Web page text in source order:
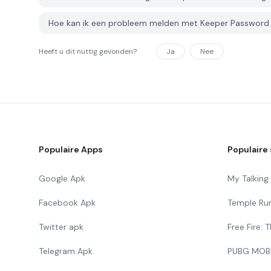
Hoe kan ik een probleem melden met Keeper Password
Heeft u dit nuttig gevonden? Ja Nee
Populaire Apps
Google Apk
Facebook Apk
Twitter apk
Telegram Apk
Populaire
My
Temple
Free Fire:
PUBG